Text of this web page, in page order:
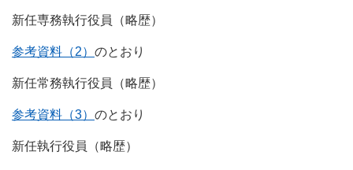
新任専務執行役員（略歴）
参考資料（2） のとおり
新任常務執行役員（略歴）
参考資料（3） のとおり
新任執行役員（略歴）